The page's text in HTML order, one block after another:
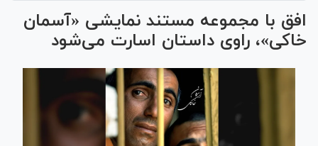
افق با مجموعه مستند نمایشی «آسمان
خاکی»، راوی داستان اسارت می‌شود